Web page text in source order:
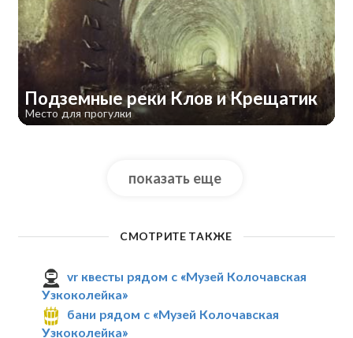
Подземные реки Клов и Крещатик
Место для прогулки
показать еще
СМОТРИТЕ ТАКЖЕ
vr квесты рядом с «Музей Колочавская
Узкоколейка»
бани рядом с «Музей Колочавская
Узкоколейка»